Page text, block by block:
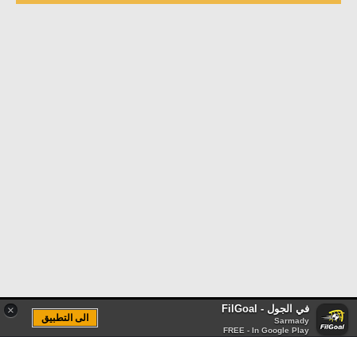
× في الجول - FilGoal
Sarmady
FREE - In Google Play
الى التطبيق